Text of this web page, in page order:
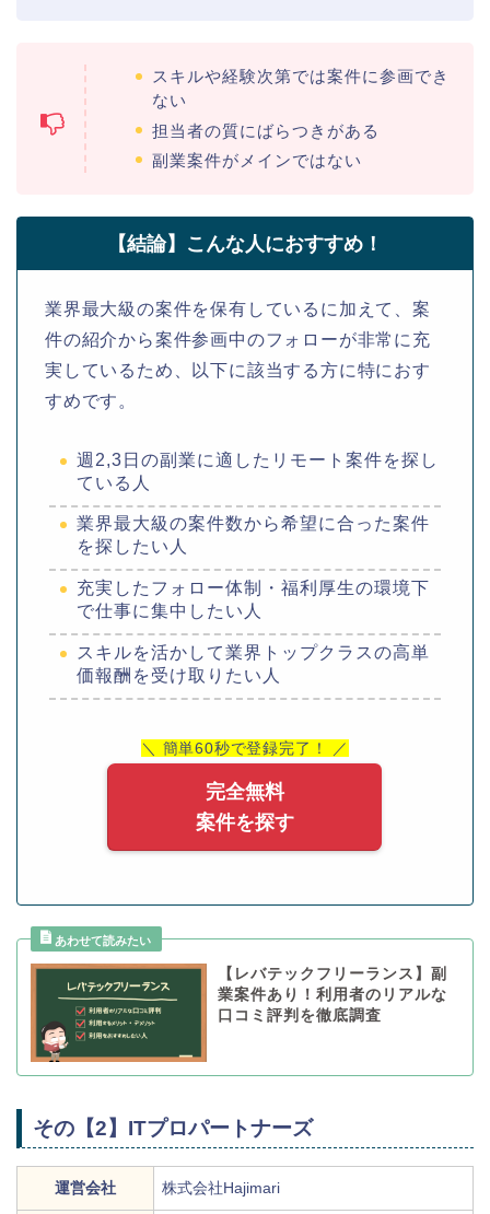
スキルや経験次第では案件に参画でき
ない
担当者の質にばらつきがある
副業案件がメインではない
【結論】こんな人におすすめ！
業界最大級の案件を保有しているに加えて、案
件の紹介から案件参画中のフォローが非常に充
実しているため、以下に該当する方に特におす
すめです。
週2,3日の副業に適したリモート案件を探し
ている人
業界最大級の案件数から希望に合った案件
を探したい人
充実したフォロー体制・福利厚生の環境下
で仕事に集中したい人
スキルを活かして業界トップクラスの高単
価報酬を受け取りたい人
＼ 簡単60秒で登録完了！ ／
完全無料
案件を探す
【レバテックフリーランス】副
業案件あり！利用者のリアルな
口コミ評判を徹底調査
その【2】ITプロパートナーズ
運営会社 株式会社Hajimari